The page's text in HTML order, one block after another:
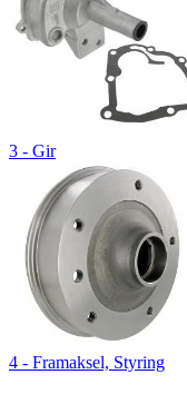
3 - Gir
4 - Framaksel, Styring